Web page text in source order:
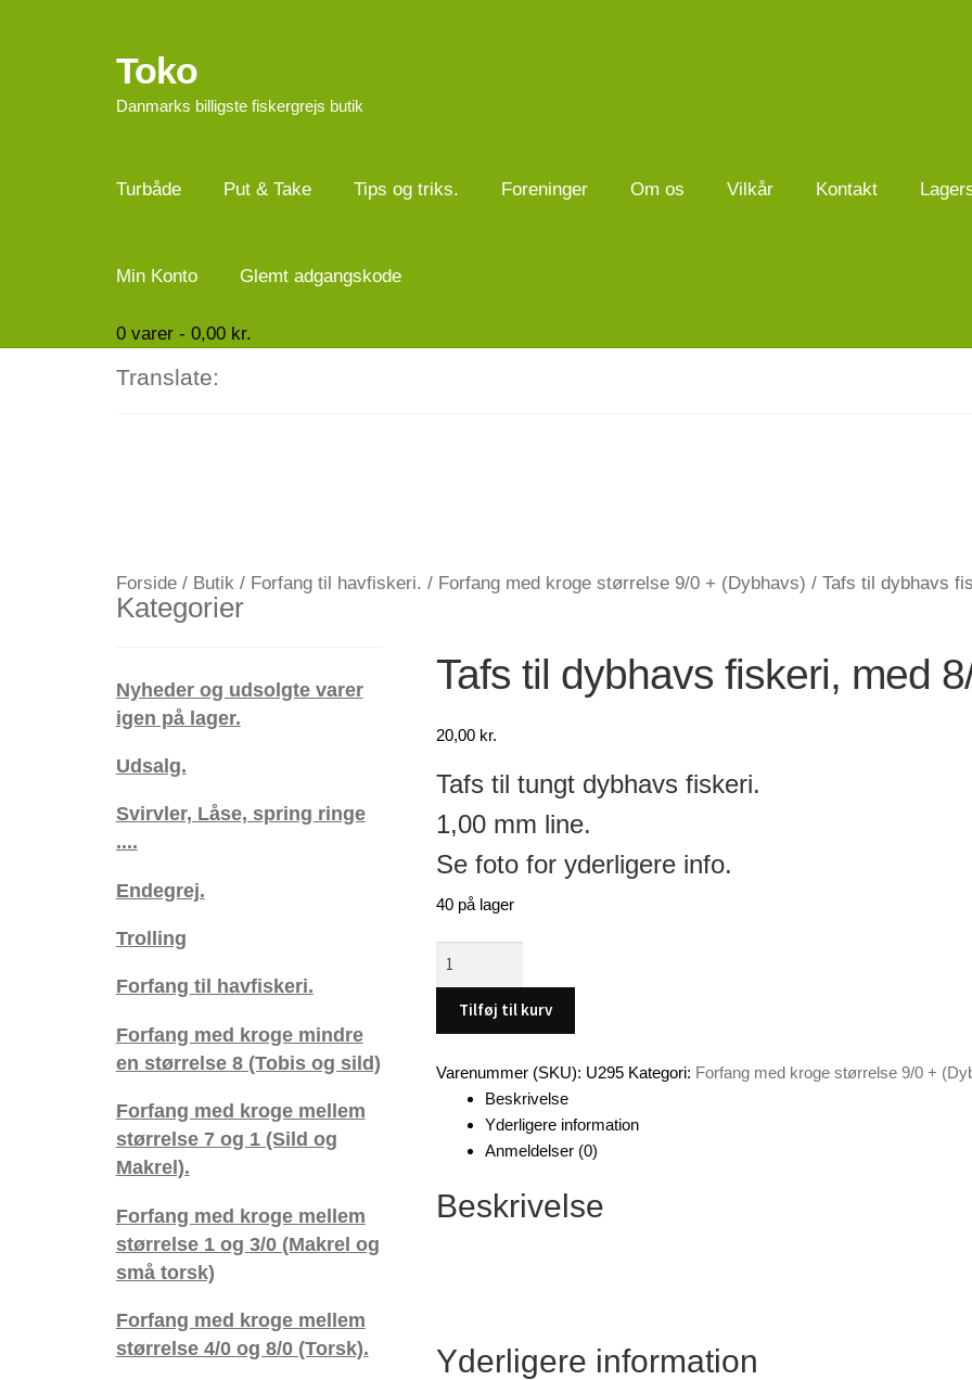
Spring
til
navigation
Spring
til
indhold
Toko
Danmarks billigste fiskergrejs butik
Turbåde Put & Take Tips og triks. Foreninger Om os Vilkår Kontakt
Min Konto Glemt adgangskode
0varer - 0,00 kr.
Translate:
Forside/ Butik / Forfang til havfiskeri. / Forfang med kroge størrelse 9/0 + (Dybhavs) / Tafs til dybhavs
Tafs til dybhavs fiskeri, med
20,00 kr.
Tafs til tungt dybhavs fiskeri.
1,00 mm line.
Se foto for yderligere info.
40 på lager
dybhavs
fiskeri,
8/0
Tilføj til kurv
Varenummer (SKU): U295 Kategori: Forfang med kroge størrelse 9/0 +
Beskrivelse
Yderligere information
Anmeldelser (0)
Beskrivelse
Yderligere information
Kategorier
Nyheder og udsolgte varer
igen på lager.
Udsalg.
Svirvler, Låse, spring ringe
....
Endegrej.
Trolling
Forfang til havfiskeri.
Forfang med kroge mindre
en størrelse 8 (Tobis og sild)
Forfang med kroge mellem
størrelse 7 og 1 (Sild og
Makrel).
Forfang med kroge mellem
størrelse 1 og 3/0 (Makrel og
små torsk)
Forfang med kroge mellem
størrelse 4/0 og 8/0 (Torsk).